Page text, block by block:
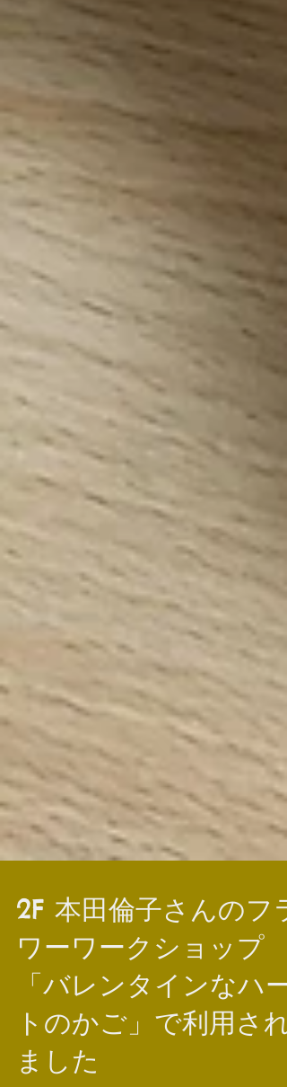
2F 本田倫子さんのフラ
ワーワークショップ
「バレンタインなハー
トのかご」で利用され